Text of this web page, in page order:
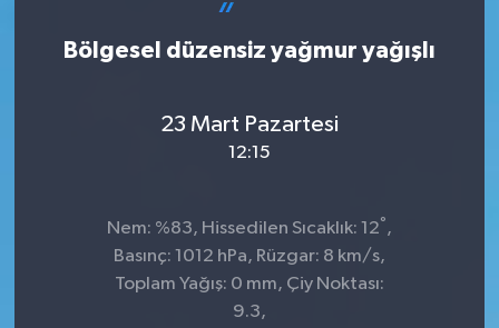
Bölgesel düzensiz yağmur yağışlı
23 Mart Pazartesi
12:15
Nem: %83, Hissedilen Sıcaklık: 12° ,
Basınç: 1012 hPa, Rüzgar: 8 km/s,
Toplam Yağış: 0 mm, Çiy Noktası:
9.3,
RESMİ İLANLAR
SOLHAN